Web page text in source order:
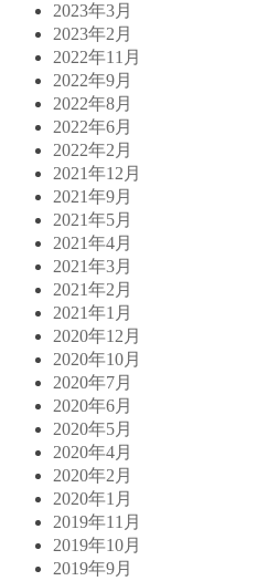
2023年3月
2023年2月
2022年11月
2022年9月
2022年8月
2022年6月
2022年2月
2021年12月
2021年9月
2021年5月
2021年4月
2021年3月
2021年2月
2021年1月
2020年12月
2020年10月
2020年7月
2020年6月
2020年5月
2020年4月
2020年2月
2020年1月
2019年11月
2019年10月
2019年9月